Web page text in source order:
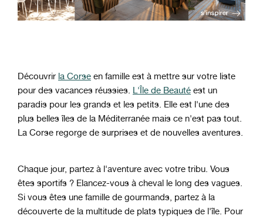
Découvrir la Corse en famille est à mettre sur votre liste
pour des vacances réussies. L'Île de Beauté est un
paradis pour les grands et les petits. Elle est l'une des
plus belles îles de la Méditerranée mais ce n'est pas tout.
La Corse regorge de surprises et de nouvelles aventures.
Chaque jour, partez à l'aventure avec votre tribu. Vous
êtes sportifs ? Elancez-vous à cheval le long des vagues.
Si vous êtes une famille de gourmands, partez à la
découverte de la multitude de plats typiques de l'île. Pour